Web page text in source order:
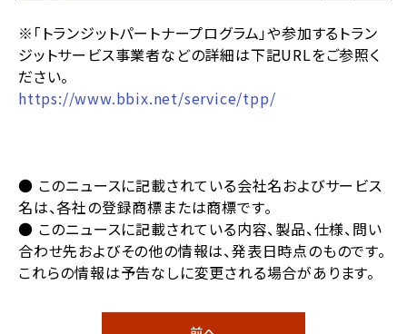
※「トランジットパートナープログラム」や参加するトラン
ジットサービス事業者などの詳細は下記URLをご参照く
ださい。
https://www.bbix.net/service/tpp/
● このニュースに記載されている会社名およびサービス
名は、各社の登録商標または商標です。
● このニュースに記載されている内容、製品、仕様、問い
合わせ先およびその他の情報は、発表日時点のものです。
これらの情報は予告なしに変更される場合があります。